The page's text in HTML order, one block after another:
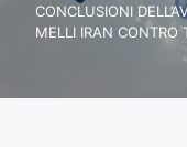
CONCLUSIONI
MELLI IRAN CONTRO